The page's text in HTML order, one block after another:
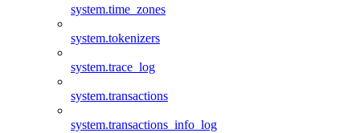
system.time_zones
system.tokenizers
system.trace_log
system.transactions
system.transactions_info_log